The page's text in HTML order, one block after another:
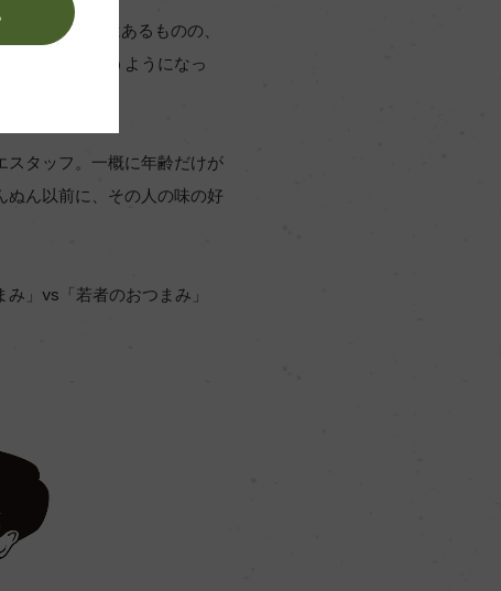
う。個人差はあるものの、
に気をつかうようになっ
スタッフ。一概に年齢だけが
ん以前に、その人の味の好
」vs「若者のおつまみ」